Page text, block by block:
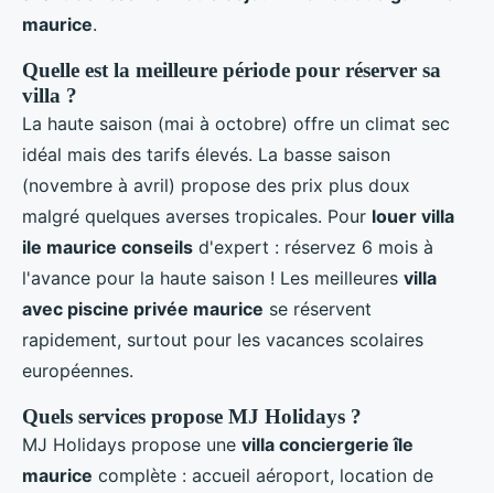
maurice.
Quelle est la meilleure période pour réserver sa
villa ?
La haute saison (mai à octobre) offre un climat sec
idéal mais des tarifs élevés. La basse saison
(novembre à avril) propose des prix plus doux
malgré quelques averses tropicales. Pour louer villa
ile maurice conseils d'expert : réservez 6 mois à
l'avance pour la haute saison ! Les meilleures villa
avec piscine privée maurice se réservent
rapidement, surtout pour les vacances scolaires
européennes.
Quels services propose MJ Holidays ?
MJ Holidays propose une villa conciergerie île
maurice complète : accueil aéroport, location de